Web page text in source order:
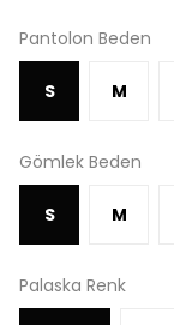
Pantolon Beden
S M
Gömlek Beden
S M
Palaska Renk